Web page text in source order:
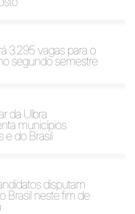
3.295 vagas para o
segundo semestre
da Ulbra
municípios
e do Brasil
disputam
Brasil neste fim de